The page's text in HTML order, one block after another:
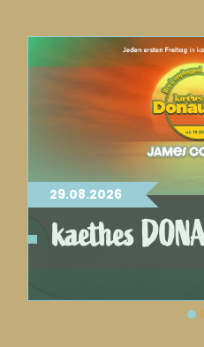
kaethes
29.08.2026